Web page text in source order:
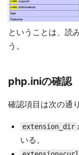
ということは、読
う。
php.iniの確認
確認項目は次の通
extension_dir
いる。